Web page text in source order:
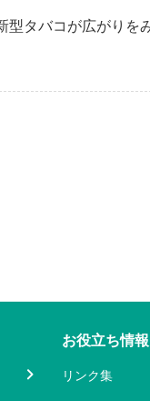
型タバコが広がり
お役立ち情報
リンク集